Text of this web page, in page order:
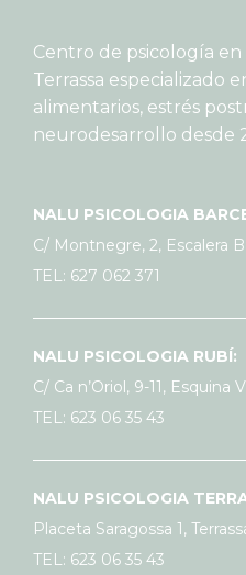
Centro de psicología
Terrassa especializado
alimentarios, estrés
neurodesarrollo desde
NALU PSICOLOGIA
C/ Montnegre, 2, Escalera
TEL: 627 062 371
NALU PSICOLOGIA RUBÍ:
C/ Ca n’Oriol, 9-11, Esquina
TEL: 623 06 35 43
NALU PSICOLOGIA
Placeta Saragossa 1,
TEL: 623 06 35 43